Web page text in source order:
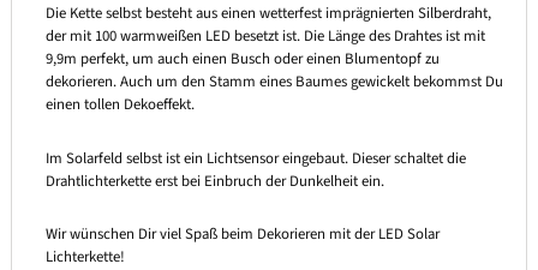
Die Kette selbst besteht aus einen wetterfest imprägnierten Silberdraht,
der mit 100 warmweißen LED besetzt ist. Die Länge des Drahtes ist mit
9,9m perfekt, um auch einen Busch oder einen Blumentopf zu
dekorieren. Auch um den Stamm eines Baumes gewickelt bekommst Du
einen tollen Dekoeffekt.
Im Solarfeld selbst ist ein Lichtsensor eingebaut. Dieser schaltet die
Drahtlichterkette erst bei Einbruch der Dunkelheit ein.
Wir wünschen Dir viel Spaß beim Dekorieren mit der LED Solar
Lichterkette!